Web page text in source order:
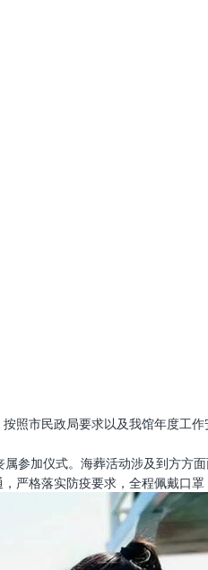
照市民政局要求以及我馆年度工
参加仪式。海葬活动涉及到方方
格落实防疫要求，全程佩戴口